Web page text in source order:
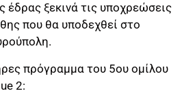
έδρας ξεκινά τις υποχρεώσεις
που θα υποδεχθεί στο
πρόγραμμα του 5ου ομίλου
2: